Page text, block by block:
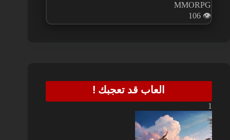
MMORPG
👁️
106
العاب قد تعجبك !
1